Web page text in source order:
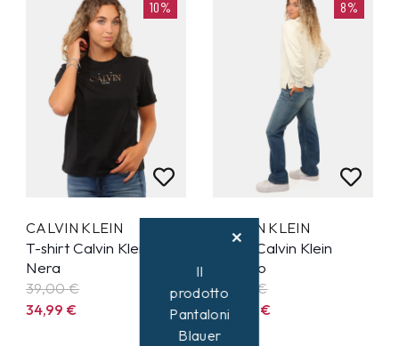
10%
CALVIN KLEIN
T-shirt Calvin Klein
Nera
39,00 €
34,99€
8%
CALVIN KLEIN
Jeans Calvin Klein
Azzurro
119,00 €
109,99€
Il
prodotto
Pantaloni
Blauer